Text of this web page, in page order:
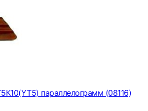
параллелограмм (08116)